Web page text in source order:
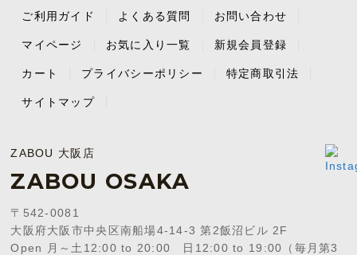
ご利用ガイド よくある質問 お問い合わせ
マイページ お気に入り一覧 新規会員登録
カート プライバシーポリシー 特定商取引法
サイトマップ
ZABOU 大阪店
ZABOU OSAKA
〒542-0081
大阪府大阪市中央区南船場4-14-3 第2飯沼ビル 2F
Open 月～土12:00 to 20:00 日12:00 to 19:00（毎月第3